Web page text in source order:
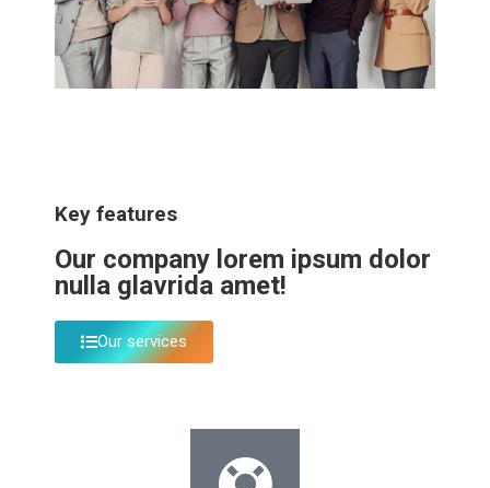
Key features
Our company lorem ipsum dolor
nulla glavrida amet!
Our services